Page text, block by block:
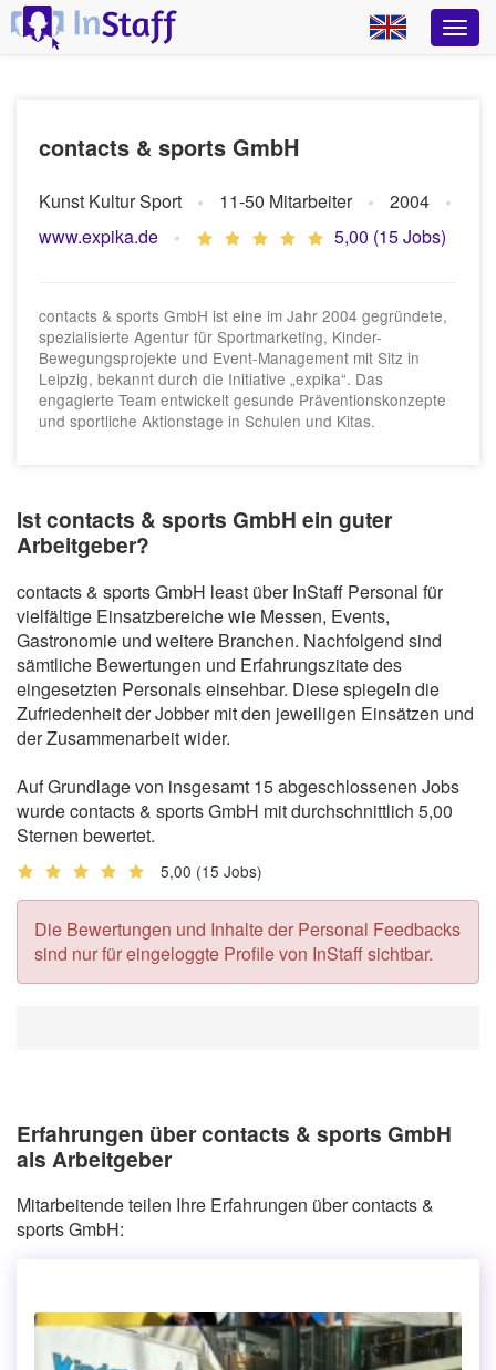
contacts & sports GmbH
Kunst Kultur Sport 11-50 Mitarbeiter
2004
www.expika.de
5,00 (15 Jobs)
contacts & sports GmbH ist eine im Jahr 2004 gegründete,
spezialisierte Agentur für Sportmarketing, Kinder-
Bewegungsprojekte und Event-Management mit Sitz in
Leipzig, bekannt durch die Initiative „expika“. Das
engagierte Team entwickelt gesunde Präventionskonzepte
und sportliche Aktionstage in Schulen und Kitas.
Ist contacts & sports GmbH ein guter
Arbeitgeber?
contacts & sports GmbH least über InStaff Personal für
vielfältige Einsatzbereiche wie Messen, Events,
Gastronomie und weitere Branchen. Nachfolgend sind
sämtliche Bewertungen und Erfahrungszitate des
eingesetzten Personals einsehbar. Diese spiegeln die
Zufriedenheit der Jobber mit den jeweiligen Einsätzen und
der Zusammenarbeit wider.
Auf Grundlage von insgesamt 15 abgeschlossenen Jobs
wurde contacts & sports GmbH mit durchschnittlich 5,00
Sternen bewertet.
5,00 (15 Jobs)
Die Bewertungen und Inhalte der Personal Feedbacks
sind nur für eingeloggte Profile von InStaff sichtbar.
Erfahrungen über contacts & sports GmbH
als Arbeitgeber
Mitarbeitende teilen Ihre Erfahrungen über contacts &
sports GmbH: